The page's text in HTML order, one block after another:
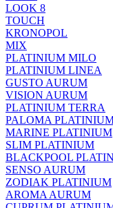
LOOK 8
TOUCH
KRONOPOL
MIX
PLATINIUM MILO
PLATINIUM LINEA
GUSTO AURUM
VISION AURUM
PLATINIUM TERRA
PALOMA
MARINE PLATINIUM
SLIM PLATINIUM
BLACKPOOL
SENSO AURUM
ZODIAK PLATINIUM
AROMA AURUM